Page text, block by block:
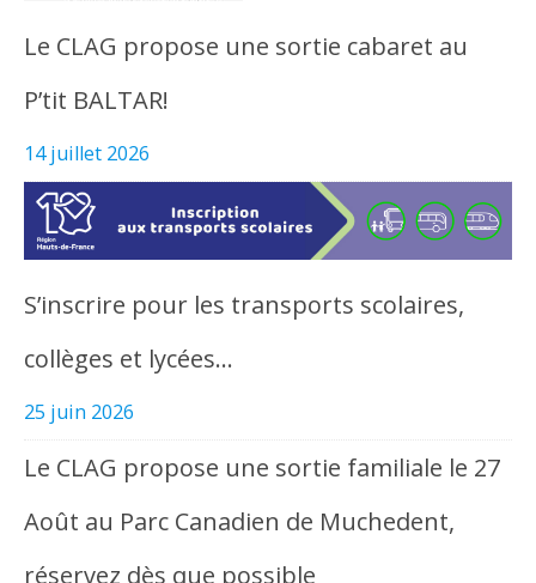
Le CLAG propose une sortie cabaret au
P’tit BALTAR!
14 juillet 2026
S’inscrire pour les transports scolaires,
collèges et lycées…
25 juin 2026
Le CLAG propose une sortie familiale le 27
Août au Parc Canadien de Muchedent,
réservez dès que possible